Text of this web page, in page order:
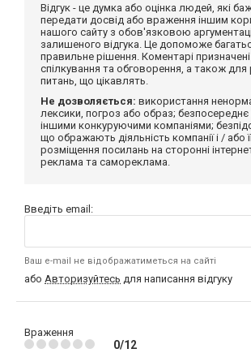
Відгук - це думка або оцінка людей, які
передати досвід або враження іншим
нашого сайту з обов'язковою
залишеного відгука. Це допоможе
правильне рішення. Коментарі
спілкування та обговорення, а також для
питань, що цікавлять.
Не дозволяється: використання
лексики, погроз або образ; безпосереднє
іншими конкуруючими компаніями;
що ображають діяльність компанії і / або
розміщення посилань на сторонні
реклама та самореклама.
Введіть email:
Ваш e-mail не відображатиметься на сайті
або Авторизуйтесь для написання відгуку
Враження
0/12